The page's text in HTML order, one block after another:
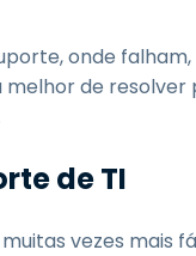
onde
de resolver
de TI
vezes mais